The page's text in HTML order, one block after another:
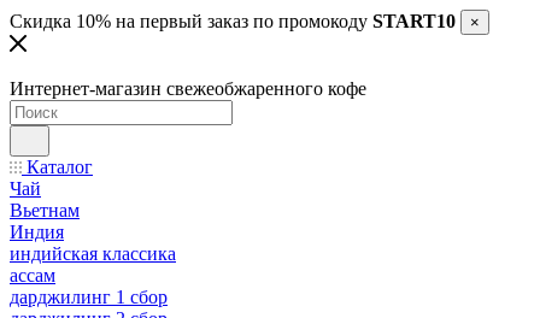
Скидка 10% на первый заказ по промокоду START10 ×
Интернет-магазин свежеобжаренного кофе
Каталог
Чай
Вьетнам
Индия
индийская классика
ассам
дарджилинг 1 сбор